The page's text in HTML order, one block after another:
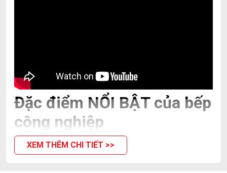
Đặc điểm NỔI BẬT của bếp
công nghiệp
Mẫu mã, kiểu dáng đa dạng
không gian lắp đặt.
XEM THÊM CHI TIẾT >>